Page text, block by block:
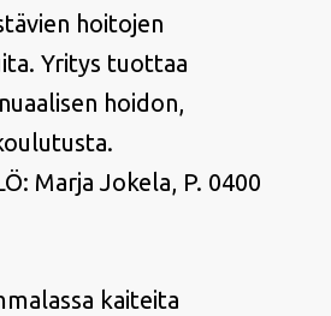
hoitojen
Yritys tuottaa
hoidon,
Marja Jokela, P. 0400
kaiteita